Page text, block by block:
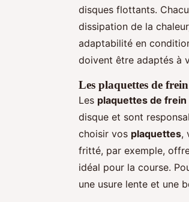
disques flottants.
dissipation de la
adaptabilité en
doivent être adaptés à
Les plaquettes de frein
Les plaquettes de frein
disque et sont
choisir vos plaquettes,
fritté, par exemple,
idéal pour la course.
une usure lente et une